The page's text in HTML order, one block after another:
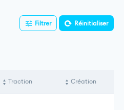
Filtrer Réinitialiser
Traction Création